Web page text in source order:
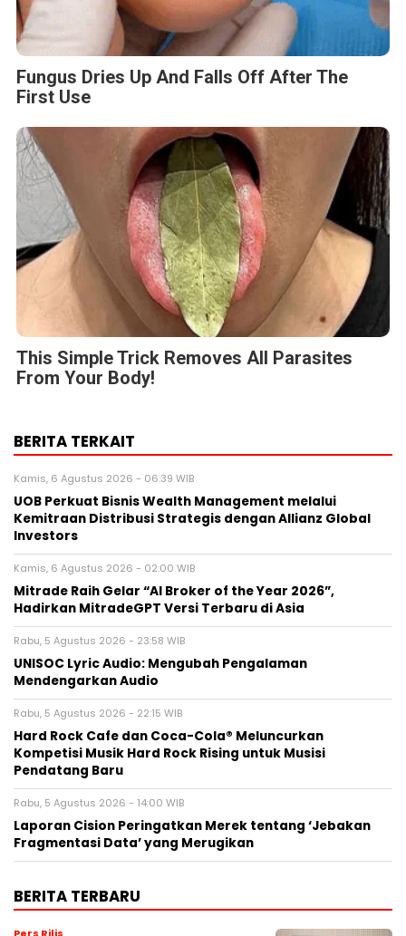
Fungus Dries Up And Falls Off After The
First Use
This Simple Trick Removes All Parasites
From Your Body!
BERITA TERKAIT
Kamis, 6 Agustus 2026 - 06:39 WIB
UOB Perkuat Bisnis Wealth Management melalui
Kemitraan Distribusi Strategis dengan Allianz Global
Investors
Kamis, 6 Agustus 2026 - 02:00 WIB
Mitrade Raih Gelar “AI Broker of the Year 2026”,
Hadirkan MitradeGPT Versi Terbaru di Asia
Rabu, 5 Agustus 2026 - 23:58 WIB
UNISOC Lyric Audio: Mengubah Pengalaman
Mendengarkan Audio
Rabu, 5 Agustus 2026 - 22:15 WIB
Hard Rock Cafe dan Coca-Cola® Meluncurkan
Kompetisi Musik Hard Rock Rising untuk Musisi
Pendatang Baru
Rabu, 5 Agustus 2026 - 14:00 WIB
Laporan Cision Peringatkan Merek tentang ‘Jebakan
Fragmentasi Data’ yang Merugikan
BERITA TERBARU